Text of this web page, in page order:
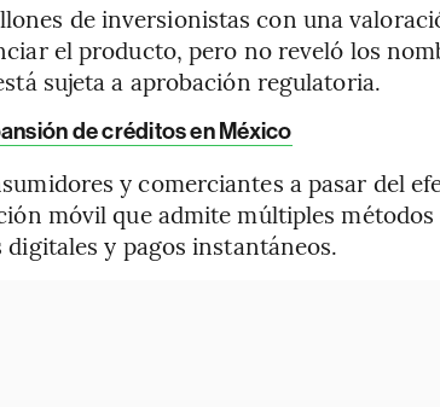
de inversionistas con una
el producto, pero no reveló los
sujeta a aprobación regulatoria.
de créditos en México
y comerciantes a pasar del
móvil que admite múltiples métodos
y pagos instantáneos.